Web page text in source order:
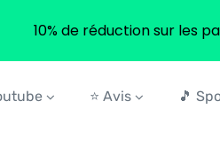
⭐ Avis 🎵
10% de réduction sur les